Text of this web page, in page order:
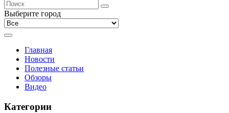
Выберите город
Главная
Новости
Полезные статьи
Обзоры
Видео
Категории